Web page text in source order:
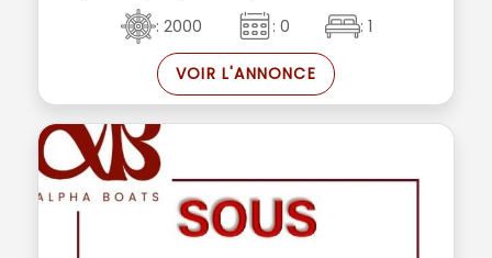
: 2000
: 0 : 1
VOIR L'ANNONCE